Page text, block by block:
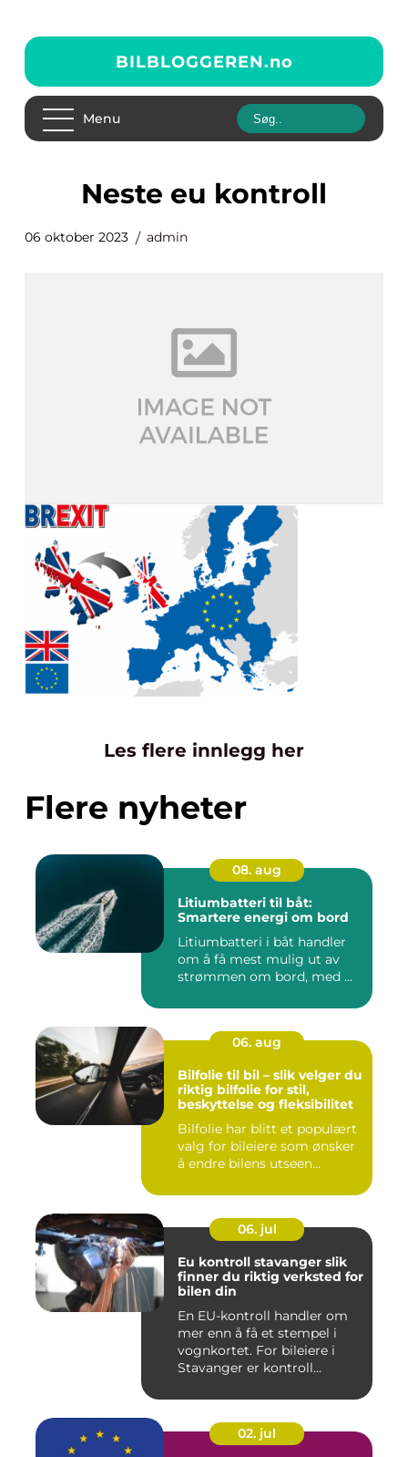
BILBLOGGEREN.no
Menu
neste eu kontroll
06 oktober 2023 admin
Les flere innlegg her
Flere nyheter
08. aug
Litiumbatteri til båt:
Smartere energi om bord
Litiumbatteri i båt handler
om å få mest mulig ut av
strømmen om bord, med ...
06. aug
Bilfolie til bil – slik velger du
riktig bilfolie for stil,
beskyttelse og fleksibilitet
Bilfolie har blitt et populært
valg for bileiere som ønsker
å endre bilens utseen...
06. jul
Eu kontroll stavanger slik
finner du riktig verksted for
bilen din
En EU-kontroll handler om
mer enn å få et stempel i
vognkortet. For bileiere i
Stavanger er kontroll...
02. jul